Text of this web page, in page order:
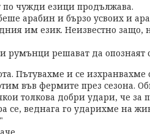
чужди езици продължава.
арабин и бързо усвоих и
им език. Неизвестно защо,
румънци решават да опознаят
Пътувахме и се
във фермите през сезона.
толкова добри удари, че за
се, веднага го ударихме на